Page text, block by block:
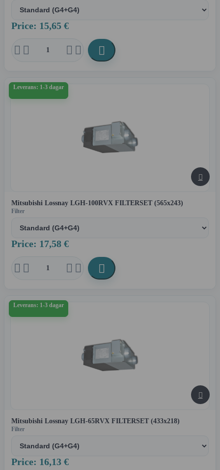
Price: 15,65 €
    
Leverans: 1-3 dagar

Mitsubishi Lossnay LGH-100RVX FILTERSET (565x243)
Filter
Price: 17,58 €
    
Leverans: 1-3 dagar

Mitsubishi Lossnay LGH-65RVX FILTERSET (433x218)
Filter
Price: 16,13 €